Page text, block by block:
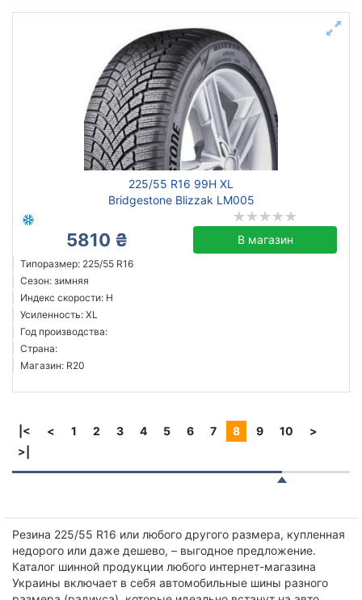
225/55 R16 99H XL
Bridgestone Blizzak LM005
5810 ₴ В магазин
Типоразмер: 225/55 R16
Сезон: зимняя
Индекс скорости: H
Усиленность: XL
Год производства:
Страна:
Магазин: R20
|< < 1 2 3 4 5 6 7 8 9 10
>
>|
Резина 225/55 R16 или любого другого размера, купленная
недорого или даже дешево, – выгодное предложение.
Каталог шинной продукции любого интернет-магазина
Украины включает в себя автомобильные шины разного